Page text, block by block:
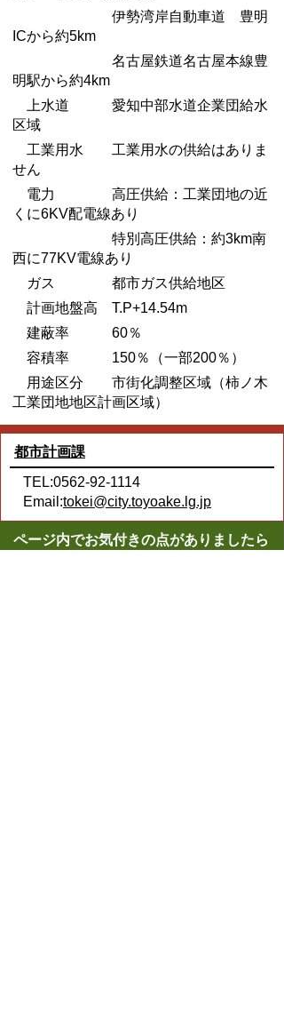
伊勢湾岸自動車道 豊明
ICから約5km
名古屋鉄道名古屋本線豊
明駅から約4km
上水道 愛知中部水道企業団給水
区域
工業用水 工業用水の供給はありま
せん
電力 高圧供給：工業団地の近
くに6KV配電線あり
特別高圧供給：約3km南
西に77KV電線あり
ガス 都市ガス供給地区
計画地盤高 T.P+14.54m
建蔽率 60％
容積率 150％（一部200％）
用途区分 市街化調整区域（柿ノ木
工業団地地区計画区域）
都市計画課
TEL:0562-92-1114
Email:tokei@city.toyoake.lg.jp
ページ内でお気付きの点がありましたら